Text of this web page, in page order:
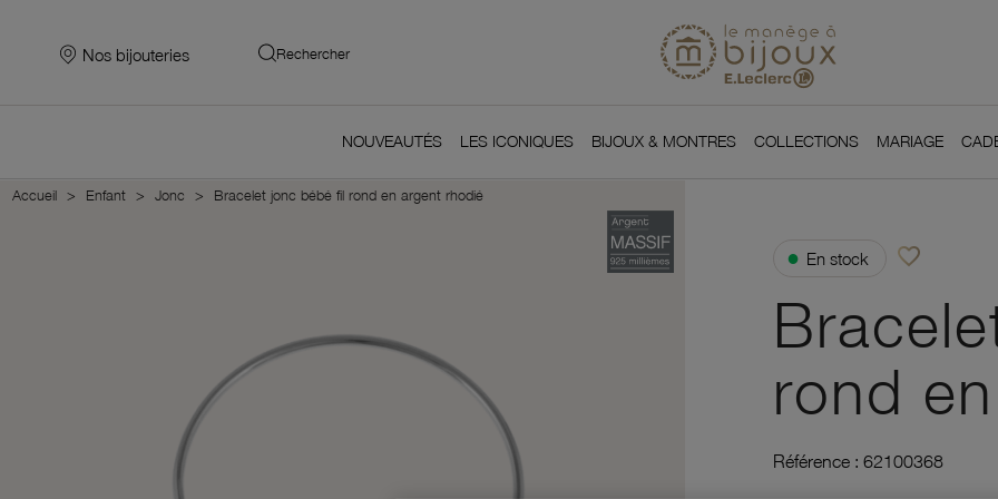
Nos bijouteries Rechercher
NOUVEAUTÉS LES ICONIQUES BIJOUX & MONTRES COLLECTIONS MARIAGE
Accueil Enfant Jonc Bracelet jonc bébé fil rond en argent rhodié
● En stock favorite_borderAjouter à vos
rond
Référence : 62100368